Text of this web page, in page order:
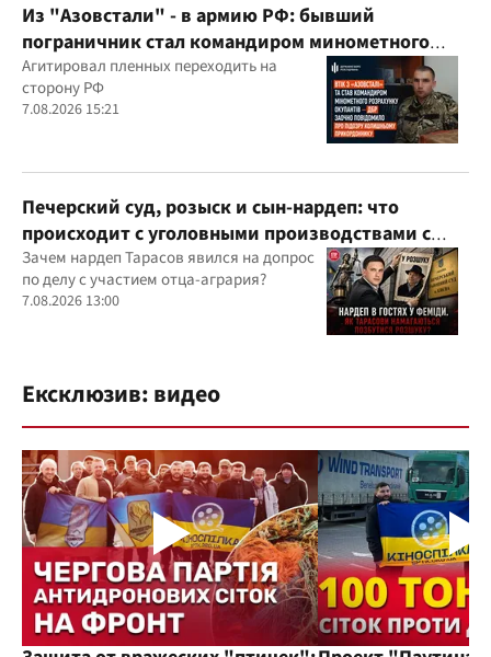
Из "Азовстали" - в армию РФ: бывший
пограничник стал командиром минометного
расчета оккупантов
Агитировал пленных переходить на
сторону РФ
7.08.2026 15:21
Печерский суд, розыск и сын-нардеп: что
происходит с уголовными производствами с
участием агробарона Тарасова?
Зачем нардеп Тарасов явился на допрос
по делу с участием отца-агрария?
7.08.2026 13:00
Ексклюзив: видео